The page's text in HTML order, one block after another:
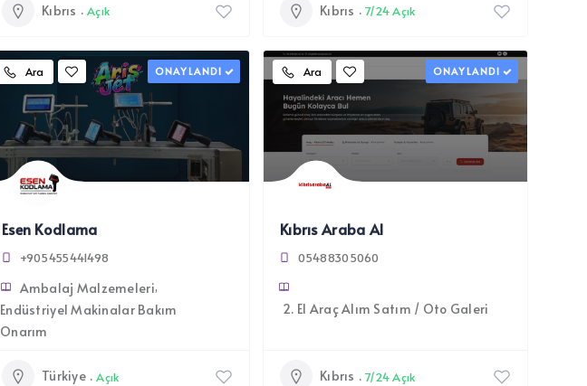
Kıbrıs Açık Kıbrıs 7/24 Açık
Ara ONAYLANDI
Esen Kodlama
+905455441498
Ambalaj Malzemeleri
Endüstriyel Makinalar Bakım
Onarım
Türkiye Açık
Ara ONAYLANDI
Kıbrıs Araba Al
05488305060
2. El Araç Alım Satım / Oto Galeri
Kıbrıs 7/24 Açık